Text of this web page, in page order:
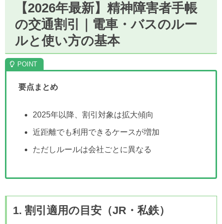
【2026年最新】精神障害者手帳
の交通割引｜電車・バスのルー
ルと使い方の基本
要点まとめ
2025年以降、割引対象は拡大傾向
近距離でも利用できるケースが増加
ただしルールは会社ごとに異なる
1. 割引適用の目安（JR・私鉄）